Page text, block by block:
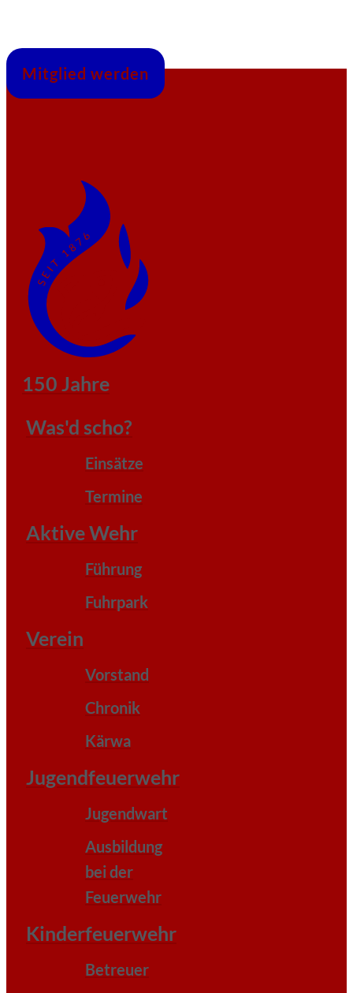
Mitglied werden
150 Jahre
Was'd scho?
Einsätze
Termine
Aktive Wehr
Führung
Fuhrpark
Verein
Vorstand
Chronik
Kärwa
Jugendfeuerwehr
Jugendwart
Ausbildung
bei der
Feuerwehr
Kinderfeuerwehr
Betreuer